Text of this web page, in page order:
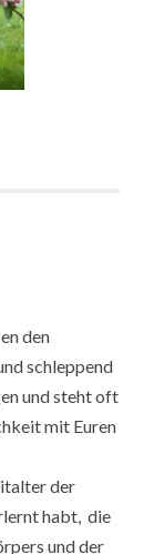
den
schleppend
und steht oft
mit Euren
der
habt, die
und der